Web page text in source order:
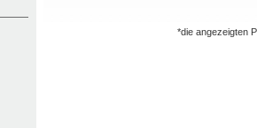
*die angezeigten